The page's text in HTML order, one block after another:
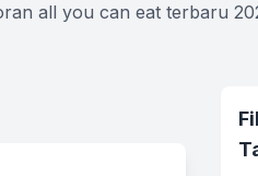
all you can eat terbaru